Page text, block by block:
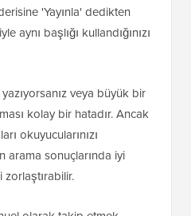
'Yayınla' dedikten
aynı başlığı kullandığınızı
veya büyük bir
kolay bir hatadır. Ancak
okuyucularınızı
arama sonuçlarında iyi